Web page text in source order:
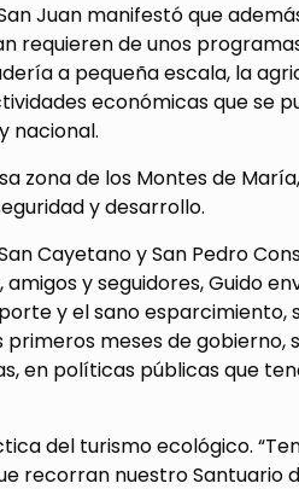
Juan manifestó que
requieren de unos
a pequeña escala, la
económicas que se
nacional.
zona de los Montes de
y desarrollo.
Cayetano y San Pedro
y seguidores, Guido
y el sano
meses de
en políticas públicas que
del turismo ecológico.
recorran nuestro Santuario